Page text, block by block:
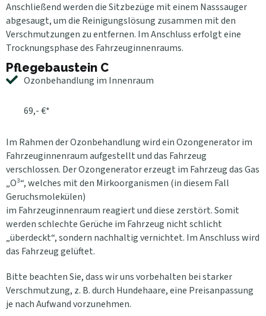
Anschließend werden die Sitzbezüge mit einem Nasssauger
abgesaugt, um die Reinigungslösung zusammen mit den
Verschmutzungen zu entfernen. Im Anschluss erfolgt eine
Trocknungsphase des Fahrzeuginnenraums.
Pflegebaustein C
Ozonbehandlung im Innenraum
69,- €*
Im Rahmen der Ozonbehandlung wird ein Ozongenerator im
Fahrzeuginnenraum aufgestellt und das Fahrzeug
verschlossen. Der Ozongenerator erzeugt im Fahrzeug das Gas
„O³“, welches mit den Mirkoorganismen (in diesem Fall
Geruchsmolekülen)
im Fahrzeuginnenraum reagiert und diese zerstört. Somit
werden schlechte Gerüche im Fahrzeug nicht schlicht
„überdeckt“, sondern nachhaltig vernichtet. Im Anschluss wird
das Fahrzeug gelüftet.
Bitte beachten Sie, dass wir uns vorbehalten bei starker
Verschmutzung, z. B. durch Hundehaare, eine Preisanpassung
je nach Aufwand vorzunehmen.